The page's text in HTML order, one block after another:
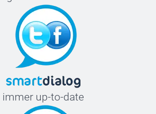
immer up-to-date